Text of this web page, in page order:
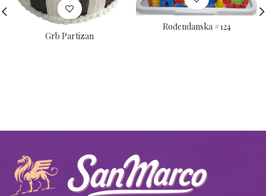
Grb Partizan
Rođendanska #124